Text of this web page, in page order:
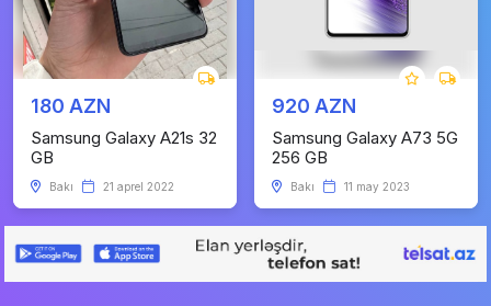
180 AZN
Samsung Galaxy A21s 32
GB
Bakı 21 aprel 2022
920 AZN
Samsung Galaxy A73 5G
256 GB
Bakı 11 may 2023